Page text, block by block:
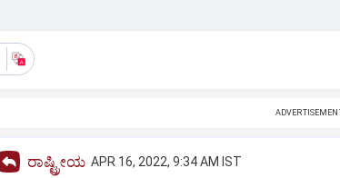
ರಾಷ್ಟ್ರೀಯ APR 16, 2022, 9:34 AM IST